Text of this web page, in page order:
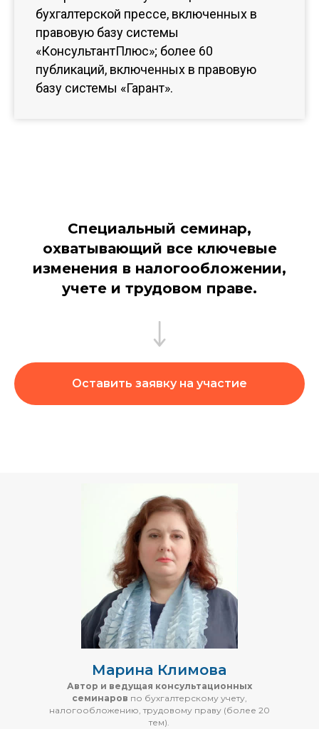
бухгалтерской прессе, включенных в
правовую базу системы
«КонсультантПлюс»; более 60
публикаций, включенных в правовую
базу системы «Гарант».
Специальный семинар,
охватывающий все ключевые
изменения в налогообложении,
учете и трудовом праве.
Оставить заявку на участие
Марина Климова
Автор и ведущая консультационных
семинаров по бухгалтерскому учету,
налогообложению, трудовому праву (более 20
тем).